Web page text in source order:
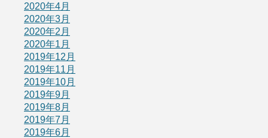
2020年4月
2020年3月
2020年2月
2020年1月
2019年12月
2019年11月
2019年10月
2019年9月
2019年8月
2019年7月
2019年6月